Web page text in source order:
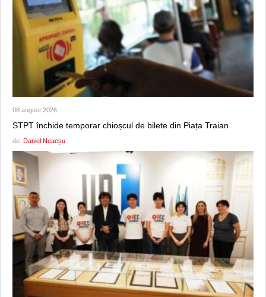
08 august 2026
STPT închide temporar chioșcul de bilete din Piața Traian
de: Daniel Neacșu